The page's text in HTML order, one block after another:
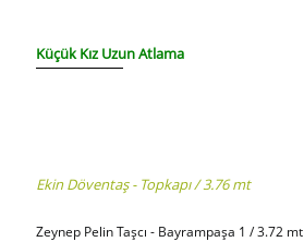
Küçük Kız Uzun Atlama
Ekin Döventaş - Topkapı / 3.76 mt
Zeynep Pelin Taşcı - Bayrampaşa 1 / 3.72 mt